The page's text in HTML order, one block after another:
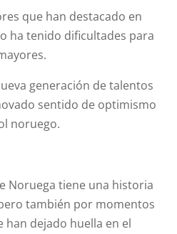
que han destacado en
ha tenido dificultades para
generación de talentos
sentido de optimismo
noruego.
Noruega tiene una historia
también por momentos
han dejado huella en el